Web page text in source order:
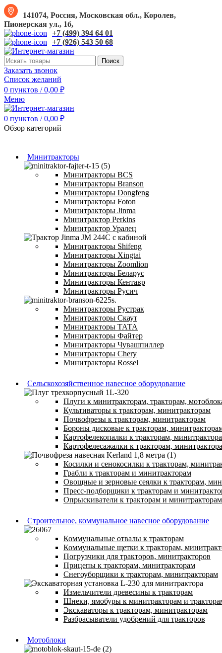
141074, Россия, Московская обл., Королев,
Пионерская ул., 1б,
+7 (499) 394 64 01
+7 (926) 543 50 68
Поиск
Заказать звонок
Список желаний
0 пунктов / 0,00 ₽
Меню
0 пунктов / 0,00 ₽
Обзор категорий
Минитракторы
Минитракторы BCS
Минитракторы Branson
Минитракторы Dongfeng
Минитракторы Foton
Минитракторы Jinma
Минитрактор Perkins
Минитрактор Уралец
Минитракторы Shifeng
Минитракторы Xingtai
Минитракторы Zoomlion
Минитракторы Беларус
Минитракторы Кентавр
Минитракторы Русич
Минитракторы Рустрак
Минитракторы Скаут
Минитракторы ТАТА
Минитракторы Файтер
Минитракторы Чувашпиллер
Минитракторы Chery
Минитракторы Rossel
Сельскохозяйственное навесное оборудование
Плуги к минитракторам, тракторам,
Культиваторы к тракторам, минитракторам
Почвофрезы к тракторам, минитракторам
Бороны дисковые к тракторам,
Картофелекопалки к тракторам,
Картофелесажалки к тракторам,
Косилки и сенокосилки к тракторам,
Грабли к тракторам и минитракторам
Овощные и зерновые сеялки к тракторам,
Пресс-подборщики к тракторам и
Опрыскиватели к тракторам и минитракторам
Строительное, коммунальное навесное оборудование
Коммунальные отвалы к тракторам
Коммунальные щетки к тракторам,
Погрузчики для тракторов, минитракторов
Прицепы к тракторам, минитракторам
Снегоуборщики к тракторам, минитракторам
Измельчители древесины к тракторам
Шнеки, ямобуры к минитракторам и
Экскаваторы к тракторам, минитракторам
Разбрасыватели удобрений для тракторов
Мотоблоки